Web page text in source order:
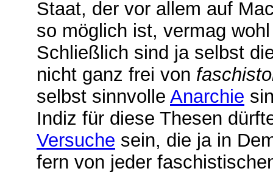
Staat, der vor allem auf
so möglich ist, vermag
Schließlich sind ja selbst
nicht ganz frei von
selbst sinnvolle Anarchie
Indiz für diese Thesen
Versuche sein, die ja in
fern von jeder